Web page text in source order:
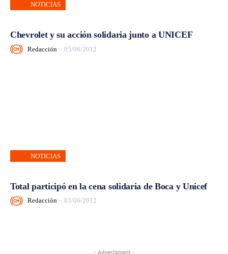
NOTICIAS
Chevrolet y su acción solidaria junto a UNICEF
Redacción - 05/06/2012
NOTICIAS
Total participó en la cena solidaria de Boca y Unicef
Redacción - 03/06/2012
- Advertisment -